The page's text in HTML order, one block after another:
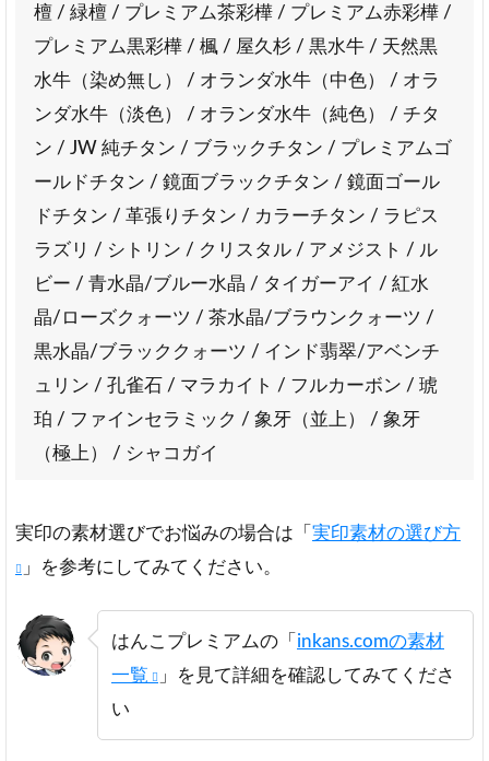
注
か
ら
品
到
着
ま
で
の
れ
7
はん
こプ
レミ
アム
する
檀 / 緑檀 / プレミアム茶彩樺 / プレミアム赤彩樺 /
プレミアム黒彩樺 / 楓 / 屋久杉 / 黒水牛 / 天然黒
水牛（染め無し） / オランダ水牛（中色） / オラ
ンダ水牛（淡色） / オランダ水牛（純色） / チタ
ン / JW 純チタン / ブラックチタン / プレミアムゴ
ールドチタン / 鏡面ブラックチタン / 鏡面ゴール
ドチタン / 革張りチタン / カラーチタン / ラピス
ラズリ / シトリン / クリスタル / アメジスト / ル
ビー / 青水晶/ブルー水晶 / タイガーアイ / 紅水
晶/ローズクォーツ / 茶水晶/ブラウンクォーツ /
黒水晶/ブラッククォーツ / インド翡翠/アベンチ
ュリン / 孔雀石 / マラカイト / フルカーボン / 琥
珀 / ファインセラミック / 象牙（並上） / 象牙
（極上） / シャコガイ
実印の素材選びでお悩みの場合は「 実印素材の選び方
」を参考にしてみてください。
はんこプレミアムの「 inkans.comの素材
一覧
」を見て詳細を確認してみてくださ
い